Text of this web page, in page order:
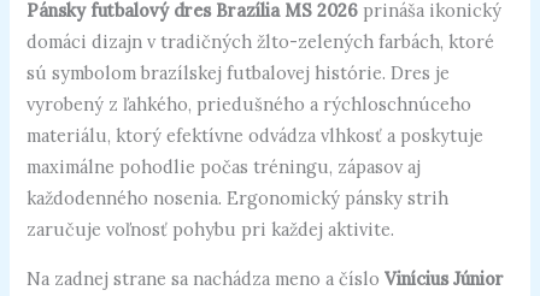
Pánsky futbalový dres Brazília MS 2026 prináša ikonický
domáci dizajn v tradičných žlto-zelených farbách, ktoré
sú symbolom brazílskej futbalovej histórie. Dres je
vyrobený z ľahkého, priedušného a rýchloschnúceho
materiálu, ktorý efektívne odvádza vlhkosť a poskytuje
maximálne pohodlie počas tréningu, zápasov aj
každodenného nosenia. Ergonomický pánsky strih
zaručuje voľnosť pohybu pri každej aktivite.
Na zadnej strane sa nachádza meno a čísloVinícius Júnior